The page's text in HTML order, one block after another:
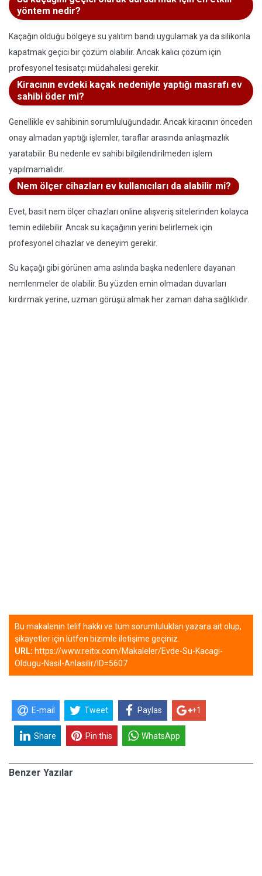
yöntem nedir?
Kaçağın olduğu bölgeye su yalıtım bandı uygulamak ya da silikonla
kapatmak geçici bir çözüm olabilir. Ancak kalıcı çözüm için
profesyonel tesisatçı müdahalesi gerekir.
Kiracının evdeki kaçak nedeniyle yaptığı masrafı ev
sahibi öder mi?
Genellikle ev sahibinin sorumluluğundadır. Ancak kiracının önceden
onay almadan yaptığı işlemler, taraflar arasında anlaşmazlık
yaratabilir. Bu nedenle ev sahibi bilgilendirilmeden işlem
yapılmamalıdır.
Nem ölçer cihazları ev kullanıcıları da alabilir mi?
Evet, basit nem ölçer cihazları online alışveriş sitelerinden kolayca
temin edilebilir. Ancak su kaçağının yerini belirlemek için
profesyonel cihazlar ve deneyim gerekir.
Su kaçağı gibi görünen ama aslında başka nedenlere dayanan
nemlenmeler de olabilir. Bu yüzden emin olmadan duvarları
kırdırmak yerine, uzman görüşü almak her zaman daha sağlıklıdır.
Bu makalenin telif hakkı ve tüm sorumlulukları yazara ait olup,
şikayetler için lütfen bizimle iletişime geçiniz.
URL: https://www.reitix.com/Makaleler/Evde-Su-Kacagi-
Oldugu-Nasil-Anlasilir/ID=5607
E-mail Tweet Paylas +1
Share Pin this WhatsApp
Benzer Yazılar